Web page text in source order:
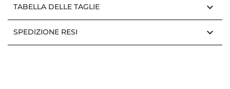
TABELLA DELLE TAGLIE keyboard_arrow_down
SPEDIZIONE RESI keyboard_arrow_down